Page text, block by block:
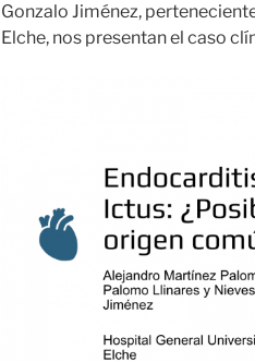
Gonzalo Jiménez,
Elche, nos presentan el caso